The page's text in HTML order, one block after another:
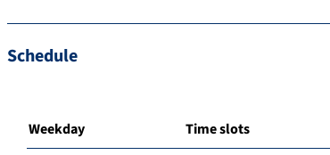
Schedule
Weekday Time slots